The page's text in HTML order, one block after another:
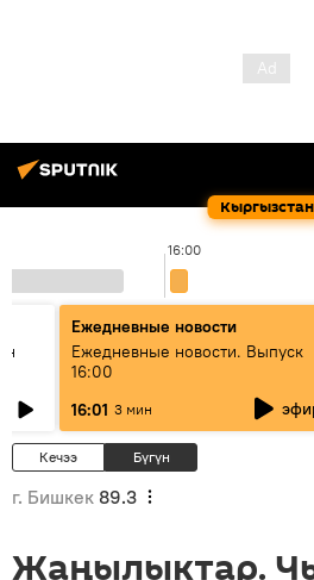
Кыргызстан
16:00
Ежедневные новости
Ежедневные новости. Выпуск
16:00
16:01 3 мин
Кечээ Бүгүн
г. Бишкек 89.3
Жаңылыктар.